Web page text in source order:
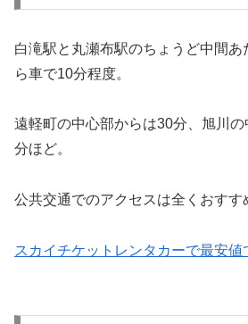
白滝駅と丸瀬布駅のちょうど中間
ら車で10分程度。
遠軽町の中心部からは30分、旭川
分ほど。
公共交通でのアクセスは全くおすす
スカイチケットレンタカーで最安値